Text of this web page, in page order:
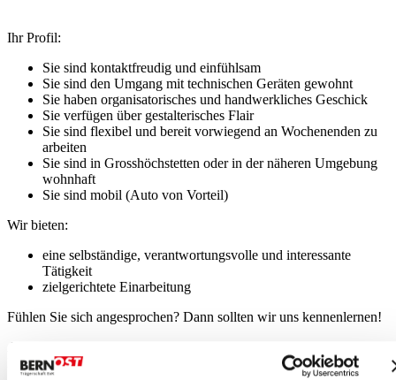
Ihr Profil:
Sie sind kontaktfreudig und einfühlsam
Sie sind den Umgang mit technischen Geräten gewohnt
Sie haben organisatorisches und handwerkliches Geschick
Sie verfügen über gestalterisches Flair
Sie sind flexibel und bereit vorwiegend an Wochenenden zu
arbeiten
Sie sind in Grosshöchstetten oder in der näheren Umgebung
wohnhaft
Sie sind mobil (Auto von Vorteil)
Wir bieten:
eine selbständige, verantwortungsvolle und interessante
Tätigkeit
zielgerichtete Einarbeitung
Fühlen Sie sich angesprochen? Dann sollten wir uns kennenlernen!
Auskünfte erteilt Ihnen gerne der jetzige Stelleninhaber Hansueli
Moser, Tel. 077 407 29 61,